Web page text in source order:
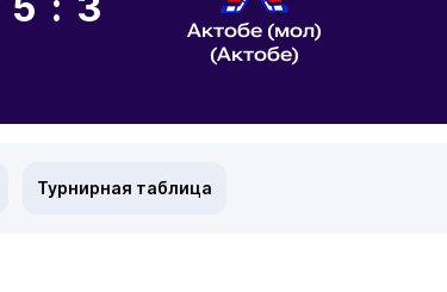
Актобе (мол)
(Актобе)
Турнирная таблица